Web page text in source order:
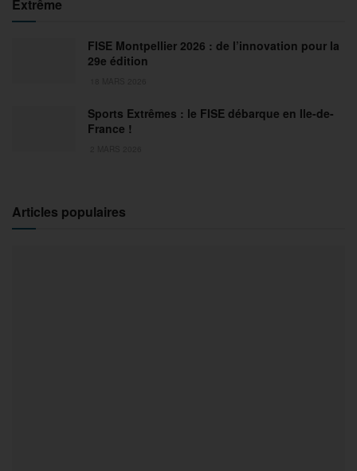
Extrême
FISE Montpellier 2026 : de l’innovation pour la
29e édition
Sports Extrêmes : le FISE débarque en Ile-de-
France !
Articles populaires